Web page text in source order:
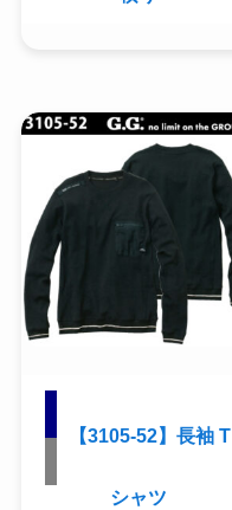
【3105-52】長袖 T
シャツ